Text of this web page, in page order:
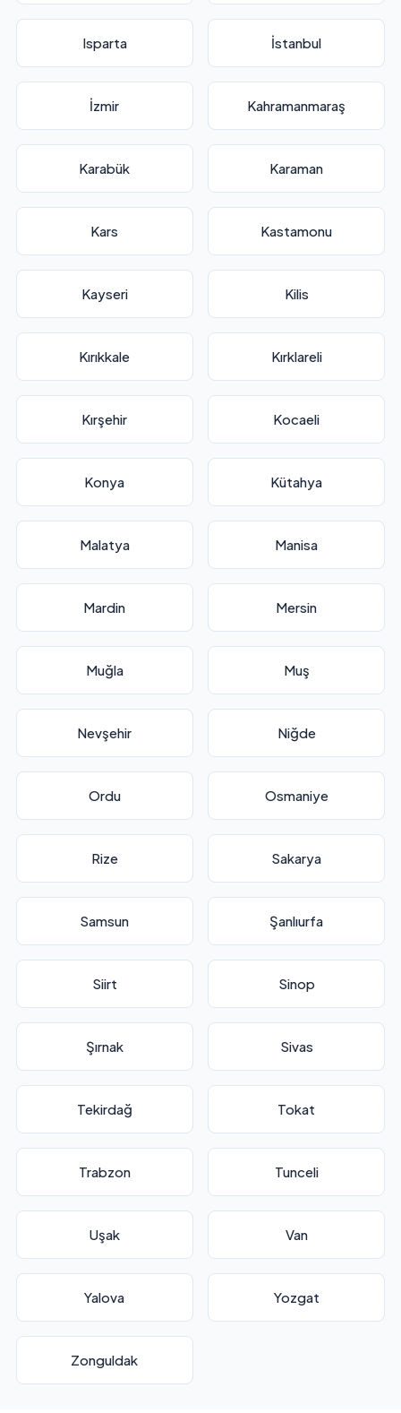
Isparta İstanbul
İzmir Kahramanmaraş
Karabük Karaman
Kars Kastamonu
Kayseri Kilis
Kırıkkale Kırklareli
Kırşehir Kocaeli
Konya Kütahya
Malatya Manisa
Mardin Mersin
Muğla Muş
Nevşehir Niğde
Ordu Osmaniye
Rize Sakarya
Samsun Şanlıurfa
Siirt Sinop
Şırnak Sivas
Tekirdağ Tokat
Trabzon Tunceli
Uşak Van
Yalova Yozgat
Zonguldak